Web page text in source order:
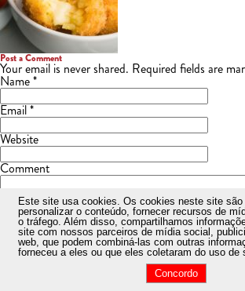
Post a Comment
Your email is nevershared. Required fields are
Name*
Email*
Website
Comment
Este site usa cookies . Os cookies neste site
personalizar o conteúdo, fornecer recursos de
o tráfego. Além disso, compartilhamos
site com nossos parceiros de mídia social,
web, que podem combiná-las com outras
forneceu a eles ou que eles coletaram do uso de
Concordo